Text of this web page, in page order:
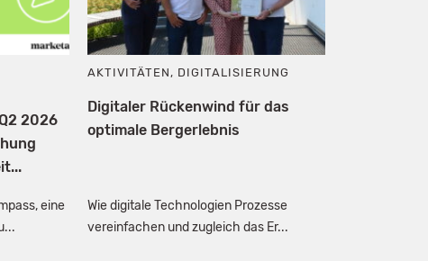
2026
eine
AKTIVITÄTEN, DIGITALISIERUNG
Digitaler Rückenwind für das
optimale Bergerlebnis
Wie digitale Technologien Prozesse
vereinfachen und zugleich das Er...